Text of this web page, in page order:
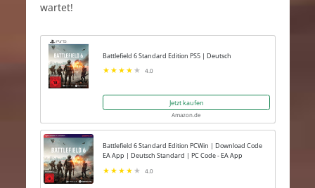
wartet!
Battlefield 6 Standard Edition PS5 | Deutsch
4.0
Jetzt kaufen
Amazon.de
Battlefield 6 Standard Edition PCWin | Download Code
EA App | Deutsch Standard | PC Code - EA App
4.0